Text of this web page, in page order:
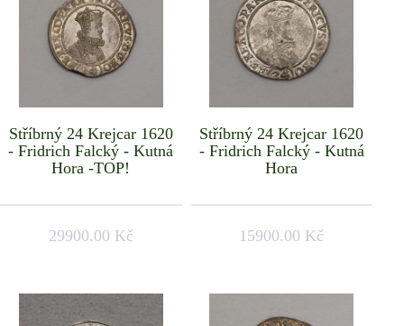
Stříbrný 24 Krejcar 1620
- Fridrich Falcký - Kutná
Hora -TOP!
29900.00 Kč
Stříbrný 24 Krejcar 1620
- Fridrich Falcký - Kutná
Hora
15900.00 Kč